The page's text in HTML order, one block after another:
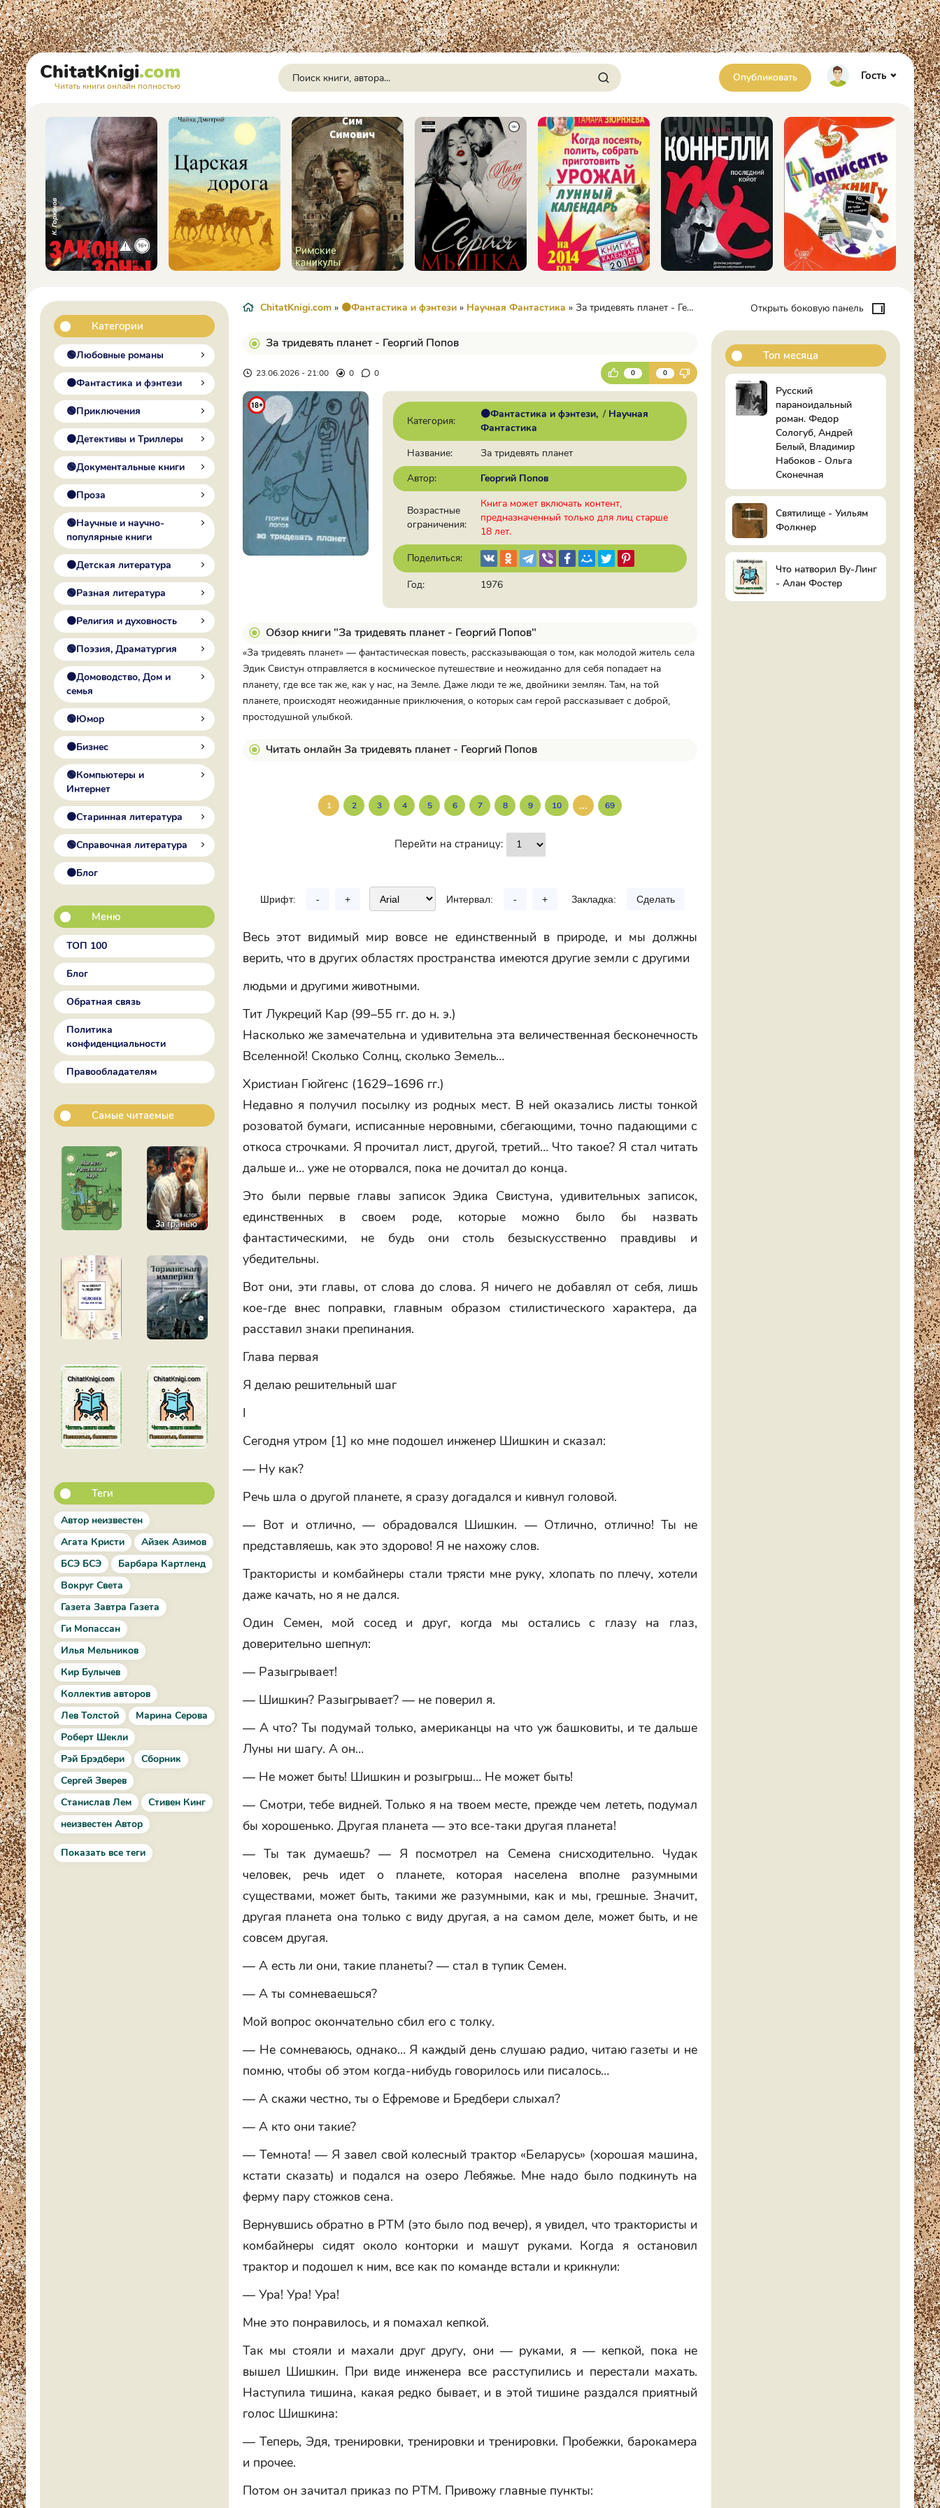
ChitatKnigi.com
Читать книги онлайн полностью
Опубликовать Гость
Категории
🟢Любовные романы
🟠Фантастика и фэнтези
🟢Приключения
🟠Детективы и Триллеры
🟢Документальные книги
🟠Проза
🟢Научные и научно-
популярные книги
🟠Детская литература
🟢Разная литература
🟠Религия и духовность
🟢Поэзия, Драматургия
🟠Домоводство, Дом и
семья
🟢Юмор
🟠Бизнес
🟢Компьютеры и
Интернет
🟠Старинная литература
🟢Справочная литература
🟠Блог
Меню
ТОП 100
Блог
Обратная связь
Политика
конфиденциальности
Правообладателям
Самые читаемые
Теги
Автор неизвестен
Агата Кристи
Айзек Азимов
БСЭ БСЭ
Барбара Картленд
Вокруг Света
Газета Завтра Газета
Ги Мопассан
Илья Мельников
Кир Булычев
Коллектив авторов
Лев Толстой
Марина Серова
Роберт Шекли
Рэй Брэдбери
Сборник
Сергей Зверев
Станислав Лем
Стивен Кинг
неизвестен Автор
Показать все теги
ChitatKnigi.com » 🟠Фантастика и фэнтези » Научная Фантастика » За тридевять планет - Георгий Попов
За тридевять планет - Георгий Попов
23.06.2026 - 21:00 0 0 0 0
Категория:
🟠Фантастика и фэнтези / Научная
Фантастика
Название:
За тридевять планет
Автор:
Георгий Попов
Возрастные
ограничения:
Книга может включать контент,
предназначенный только для лиц старше
18 лет.
Поделиться:
Год:
1976
Обзор книги "За тридевять планет - Георгий Попов"
«За тридевять планет» — фантастическая повесть, рассказывающая о том, как молодой житель села
Эдик Свистун отправляется в космическое путешествие и неожиданно для себя попадает на
планету, где все так же, как у нас, на Земле. Даже люди те же, двойники землян. Там, на той
планете, происходят неожиданные приключения, о которых сам герой рассказывает с доброй,
простодушной улыбкой.
Читать онлайн За тридевять планет - Георгий Попов
1 2 3 4 5 6 7 8 9 10 ... 69
Перейти на страницу:
Шрифт: - + Интервал: - + Закладка: Сделать
Весь этот видимый мир вовсе не единственный в природе, и мы должны
верить, что в других областях пространства имеются другие земли с другими
людьми и другими животными.
Тит Лукреций Кар (99–55 гг. до н. э.)
Насколько же замечательна и удивительна эта величественная бесконечность
Вселенной! Сколько Солнц, сколько Земель…
Христиан Гюйгенс (1629–1696 гг.)
Недавно я получил посылку из родных мест. В ней оказались листы тонкой
розоватой бумаги, исписанные неровными, сбегающими, точно падающими с
откоса строчками. Я прочитал лист, другой, третий… Что такое? Я стал читать
дальше и… уже не оторвался, пока не дочитал до конца.
Это были первые главы записок Эдика Свистуна, удивительных записок,
единственных в своем роде, которые можно было бы назвать
фантастическими, не будь они столь безыскусственно правдивы и
убедительны.
Вот они, эти главы, от слова до слова. Я ничего не добавлял от себя, лишь
кое-где внес поправки, главным образом стилистического характера, да
расставил знаки препинания.
Глава первая
Я делаю решительный шаг
I
Сегодня утром [1] ко мне подошел инженер Шишкин и сказал:
— Ну как?
Речь шла о другой планете, я сразу догадался и кивнул головой.
— Вот и отлично, — обрадовался Шишкин. — Отлично, отлично! Ты не
представляешь, как это здорово! Я не нахожу слов.
Трактористы и комбайнеры стали трясти мне руку, хлопать по плечу, хотели
даже качать, но я не дался.
Один Семен, мой сосед и друг, когда мы остались с глазу на глаз,
доверительно шепнул:
— Разыгрывает!
— Шишкин? Разыгрывает? — не поверил я.
— А что? Ты подумай только, американцы на что уж башковиты, и те дальше
Луны ни шагу. А он…
— Не может быть! Шишкин и розыгрыш… Не может быть!
— Смотри, тебе видней. Только я на твоем месте, прежде чем лететь, подумал
бы хорошенько. Другая планета — это все-таки другая планета!
— Ты так думаешь? — Я посмотрел на Семена снисходительно. Чудак
человек, речь идет о планете, которая населена вполне разумными
существами, может быть, такими же разумными, как и мы, грешные. Значит,
другая планета она только с виду другая, а на самом деле, может быть, и не
совсем другая.
— А есть ли они, такие планеты? — стал в тупик Семен.
— А ты сомневаешься?
Мой вопрос окончательно сбил его с толку.
— Не сомневаюсь, однако… Я каждый день слушаю радио, читаю газеты и не
помню, чтобы об этом когда-нибудь говорилось или писалось…
— А скажи честно, ты о Ефремове и Бредбери слыхал?
— А кто они такие?
— Темнота! — Я завел свой колесный трактор «Беларусь» (хорошая машина,
кстати сказать) и подался на озеро Лебяжье. Мне надо было подкинуть на
ферму пару стожков сена.
Вернувшись обратно в РТМ (это было под вечер), я увидел, что трактористы и
комбайнеры сидят около конторки и машут руками. Когда я остановил
трактор и подошел к ним, все как по команде встали и крикнули:
— Ура! Ура! Ура!
Мне это понравилось, и я помахал кепкой.
Так мы стояли и махали друг другу, они — руками, я — кепкой, пока не
вышел Шишкин. При виде инженера все расступились и перестали махать.
Наступила тишина, какая редко бывает, и в этой тишине раздался приятный
голос Шишкина:
— Теперь, Эдя, тренировки, тренировки и тренировки. Пробежки, барокамера
и прочее.
Потом он зачитал приказ по РТМ. Привожу главные пункты:
Открыть боковую панель
Топ месяца
Русский
параноидальный
роман. Федор
Сологуб, Андрей
Белый, Владимир
Набоков - Ольга
Сконечная
Святилище - Уильям
Фолкнер
Что натворил Ву-Линг
- Алан Фостер